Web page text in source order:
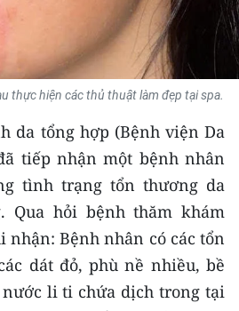
TIN
- MỖI XÃ
thực hiện các thủ thuật làm đẹp tại spa.
da tổng hợp (Bệnh viện Da
tiếp nhận một bệnh nhân
tình trạng tổn thương da
Qua hỏi bệnh thăm khám
nhận: Bệnh nhân có các tổn
dát đỏ, phù nề nhiều, bề
li ti chứa dịch trong tại